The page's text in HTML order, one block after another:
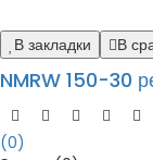
В закладки В
NMRW 150-30
(0)